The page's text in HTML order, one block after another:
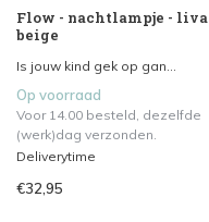
Flow - nachtlampje - liva
beige
Is jouw kind gek op gan...
Op voorraad
Voor 14.00 besteld, dezelfde
(werk)dag verzonden.
Deliverytime
€32,95